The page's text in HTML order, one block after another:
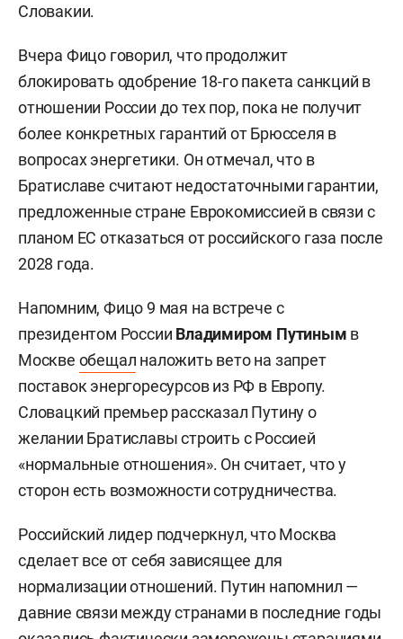
Словакии.
Вчера Фицо говорил, что продолжит
блокировать одобрение 18-го пакета санкций в
отношении России до тех пор, пока не получит
более конкретных гарантий от Брюсселя в
вопросах энергетики. Он отмечал, что в
Братиславе считают недостаточными гарантии,
предложенные стране Еврокомиссией в связи с
планом ЕС отказаться от российского газа после
2028 года.
Напомним, Фицо 9 мая на встрече с
президентом России Владимиром Путиным в
Москве обещал наложить вето на запрет
поставок энергоресурсов из РФ в Европу.
Словацкий премьер рассказал Путину о
желании Братиславы строить с Россией
«нормальные отношения». Он считает, что у
сторон есть возможности сотрудничества.
Российский лидер подчеркнул, что Москва
сделает все от себя зависящее для
нормализации отношений. Путин напомнил —
давние связи между странами в последние годы